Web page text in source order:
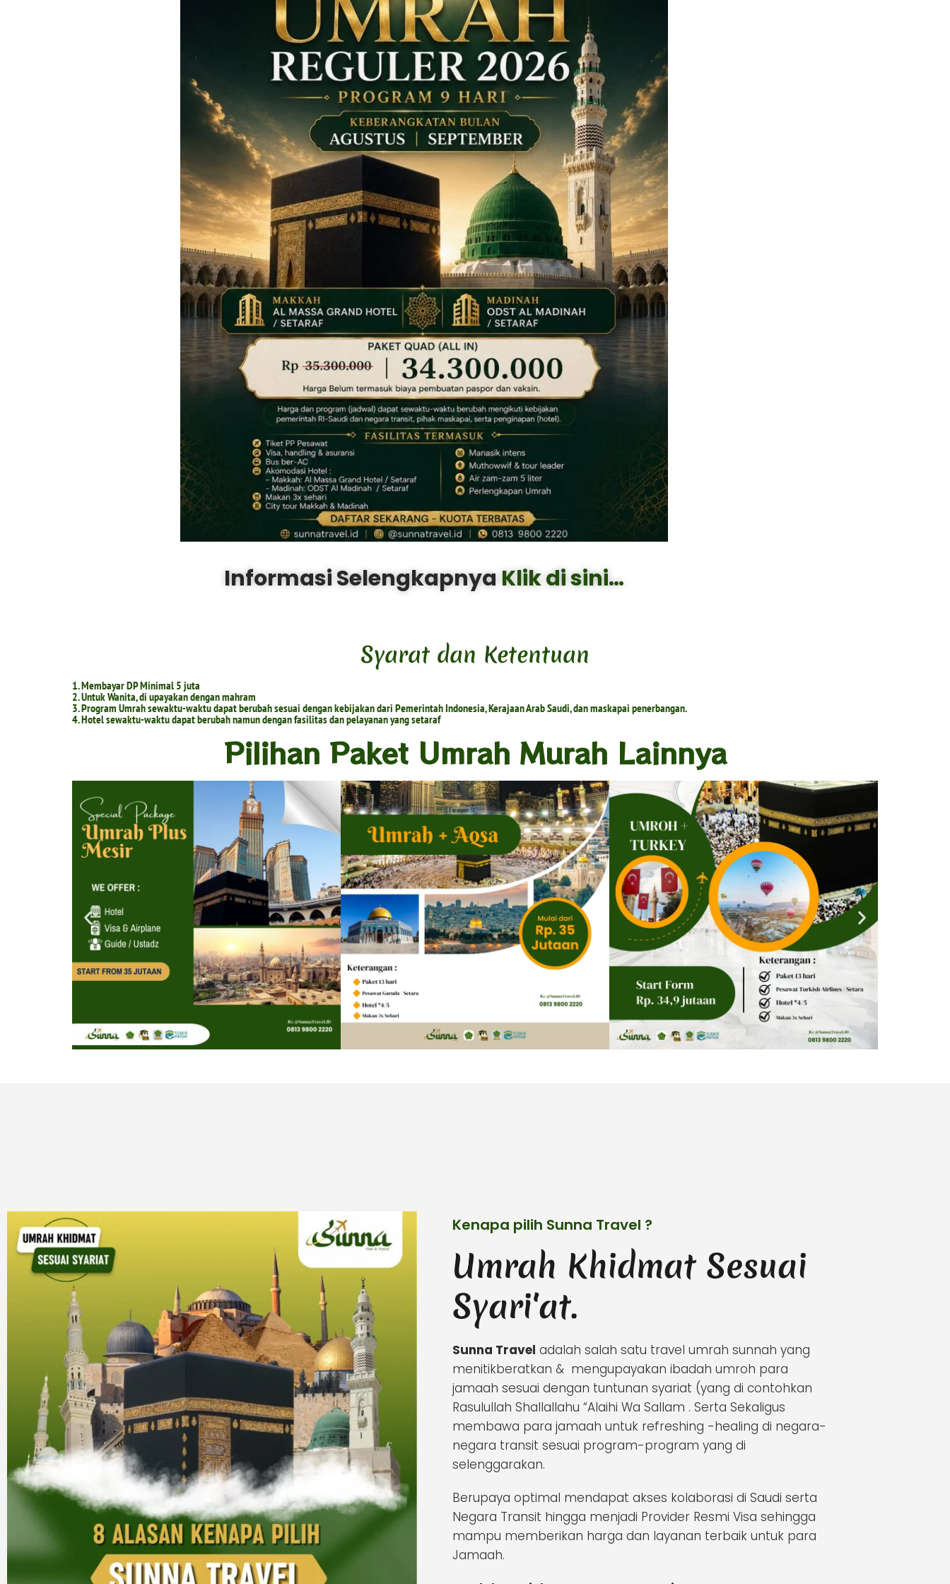
Informasi SelengkapnyaKlik di sini…
Syarat dan Ketentuan
1. Membayar DP Minimal 5 juta
2. Untuk Wanita, di upayakan dengan mahram
3. Program Umrah sewaktu-waktu dapat berubah sesuai dengan kebijakan dari Pemerintah Indonesia, Kerajaan Arab Saudi, dan maskapai penerbangan.
4. Hotel sewaktu-waktu dapat berubah namun dengan fasilitas dan pelayanan yang setaraf
Pilihan Paket Umrah Murah Lainnya
Kenapa pilih Sunna Travel ?
Umrah Khidmat Sesuai
Syari'at.
Sunna Travel adalah salah satu travel umrah sunnah yang
menitikberatkan & mengupayakan ibadah umroh para
jamaah sesuai dengan tuntunan syariat (yang di contohkan
Rasulullah Shallallahu “Alaihi Wa Sallam . Serta Sekaligus
membawa para jamaah untuk refreshing -healing di negara-
negara transit sesuai program-program yang di
selenggarakan.
Berupaya optimal mendapat akses kolaborasi di Saudi serta
Negara Transit hingga menjadi Provider Resmi Visa sehingga
mampu memberikan harga dan layanan terbaik untuk para
Jamaah.